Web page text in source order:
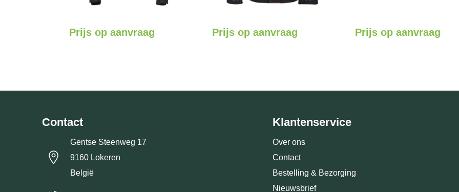
Prijs op aanvraag Prijs op aanvraag Prijs op aanvraag
Contact
Gentse Steenweg 17
9160 Lokeren
België
Klantenservice
Over ons
Contact
Bestelling & Bezorging
Nieuwsbrief